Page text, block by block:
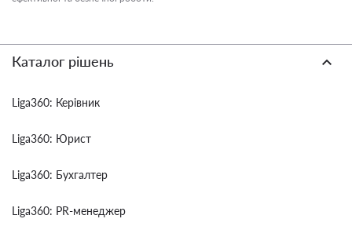
Каталог рішень
Liga360: Керівник
Liga360: Юрист
Liga360: Бухгалтер
Liga360: PR-менеджер